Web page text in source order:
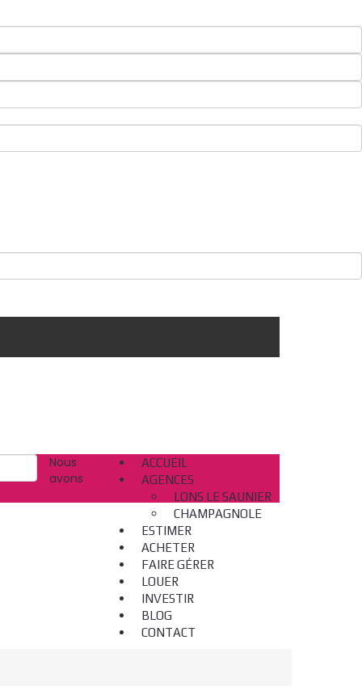
ACCUEIL
AGENCES
LONS LE SAUNIER
CHAMPAGNOLE
ESTIMER
ACHETER
FAIRE GÉRER
LOUER
INVESTIR
BLOG
CONTACT
Nous
avons